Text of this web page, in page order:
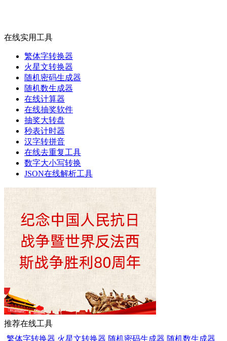
在线实用工具
繁体字转换器
火星文转换器
随机密码生成器
随机数生成器
在线计算器
在线抽奖软件
抽奖大转盘
秒表计时器
汉字转拼音
在线去重复工具
数字大小写转换
JSON在线解析工具
推荐在线工具
繁体字转换器 火星文转换器 随机密码生成器 随机数生成器